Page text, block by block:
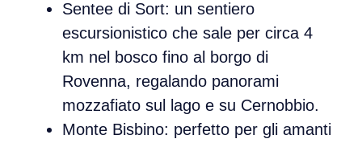
Sentee di Sort: un sentiero
escursionistico che sale per circa 4
km nel bosco fino al borgo di
Rovenna, regalando panorami
mozzafiato sul lago e su Cernobbio.
Monte Bisbino: perfetto per gli amanti